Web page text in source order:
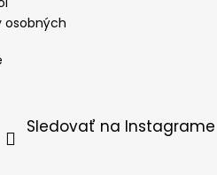
osobných
Sledovať na Instagrame